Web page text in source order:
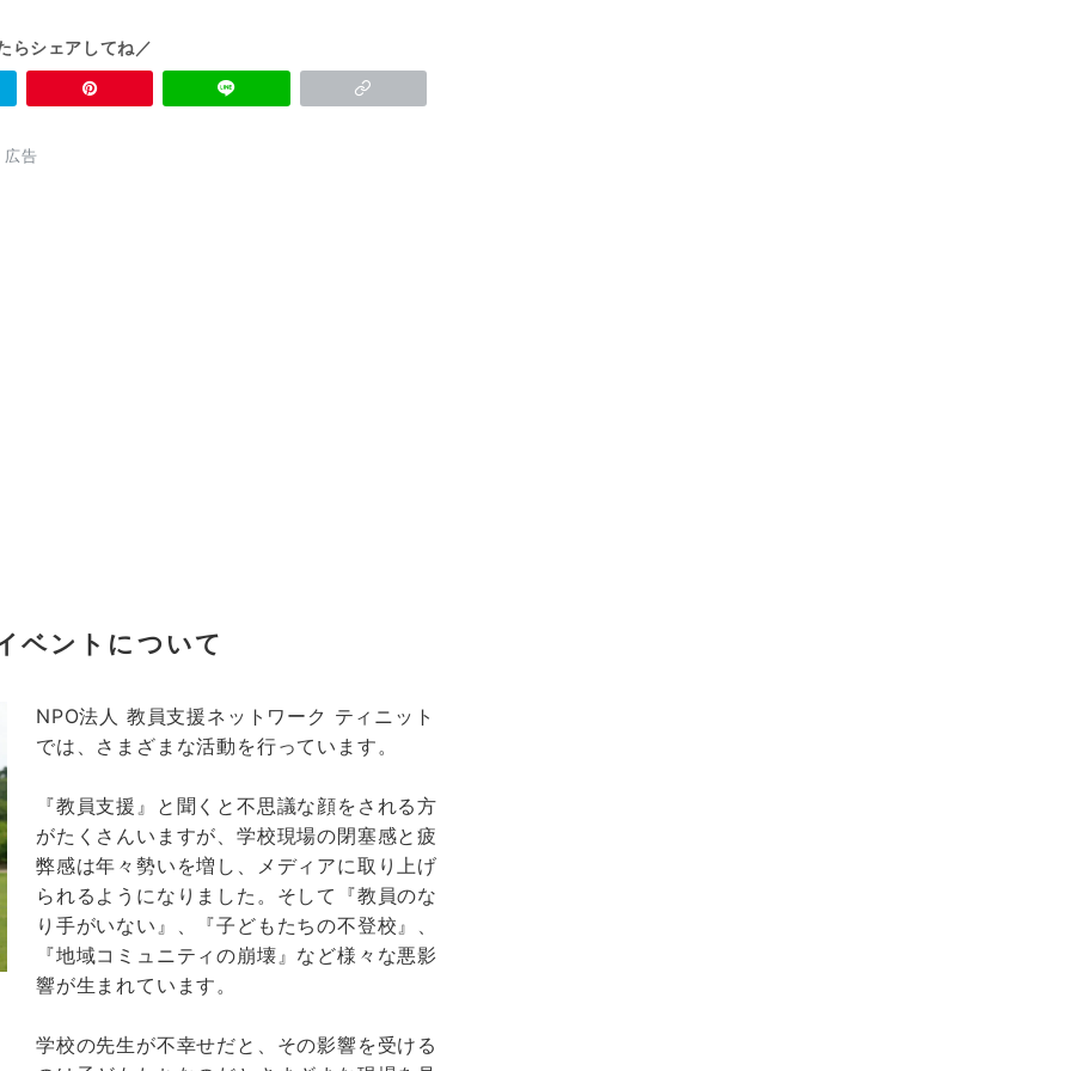
らシェアしてね／
広告
ベントについて
NPO法人 教員支援ネットワーク ティニット
では、さまざまな活動を行っています。
『教員支援』と聞くと不思議な顔をされる方
がたくさんいますが、学校現場の閉塞感と疲
弊感は年々勢いを増し、メディアに取り上げ
られるようになりました。そして『教員のな
り手がいない』、『子どもたちの不登校』、
『地域コミュニティの崩壊』など様々な悪影
響が生まれています。
学校の先生が不幸せだと、その影響を受ける